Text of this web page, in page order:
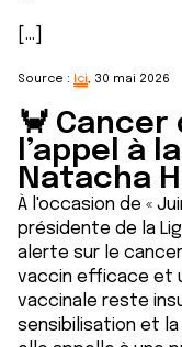
[...]
Source : Ici, 30 mai 2026
🦀 Cancer
l’appel à
Natacha
À l'occasion de «
présidente de la
alerte sur le
vaccin efficace et
vaccinale reste
sensibilisation et